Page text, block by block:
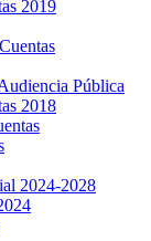
2019
Pública
2018
2024-2028